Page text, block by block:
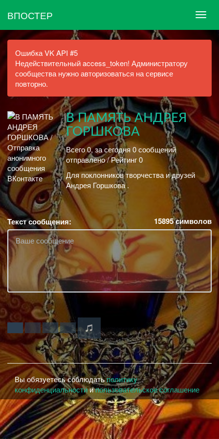
ВПОСТЕР
Ошибка VK API #5
Недействительный access_token! Администратору
сообщества нужно авторизоваться на сервисе
повторно.
В ПАМЯТЬ АНДРЕЯ
ГОРШКОВА
Всего 0, за сегодня 0 сообщений
отправлено / Рейтинг 0
Для поклонников творчества и друзей
Андрея Горшкова .
Текст сообщения: 15895символов
Вы обязуетесь соблюдатьполитику
конфиденциальностиипользовательское соглашение